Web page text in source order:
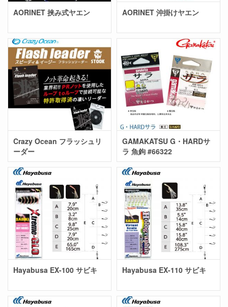
AORINET 挟み式ヤエン AORINET 沖掛けヤエン
Crazy Ocean フラッシュリ
ーダー
GAMAKATSU G・HARDサ
ラ 魚鉤 #66322
Hayabusa EX-100 サビキ Hayabusa EX-110 サビキ